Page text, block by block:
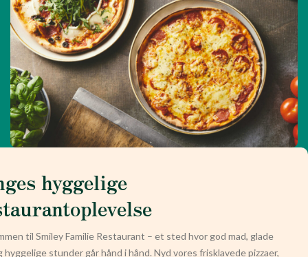
hyggelige
til Smiley Familie Restaurant – et sted hvor god mad, glade
hyggelige stunder går hånd i hånd. Nyd vores frisklavede pizzaer,